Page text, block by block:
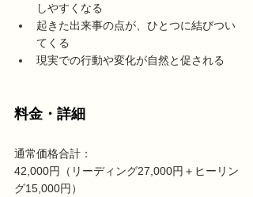
しやすくなる
起きた出来事の点が、ひとつに結びつい
てくる
現実での行動や変化が自然と促される
料金・詳細
通常価格合計：
42,000円（リーディング27,000円＋ヒーリン
グ15,000円）